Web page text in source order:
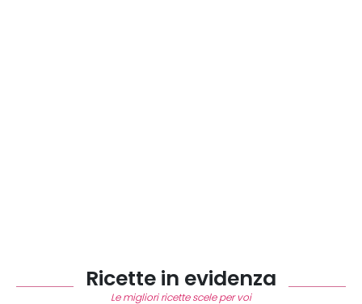
Ricette in evidenza
Le migliori ricette scele per voi